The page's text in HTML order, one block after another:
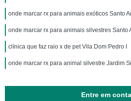
onde marcar rx para animais exóticos Santo
onde marcar rx para animais silvestres Santo
clínica que faz raio x de pet Vila Dom Pedro I
onde marcar rx para animal silvestre Jardim
Entre em